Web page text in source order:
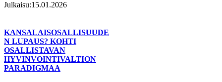
Julkaisu:15.01.2026
KANSALAISOSALLISUUDE
N LUPAUS? KOHTI
OSALLISTAVAN
HYVINVOINTIVALTION
PARADIGMAA